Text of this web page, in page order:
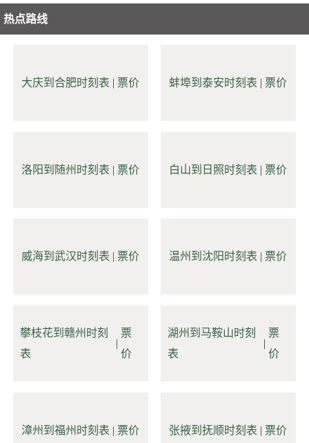
热点路线
大庆到合肥时刻表 |票价 蚌埠到泰安时刻表 |票价
洛阳到随州时刻表 |票价 白山到日照时刻表 |票价
威海到武汉时刻表 |票价 温州到沈阳时刻表 |票价
攀枝花到赣州时刻
表
|
票
价
湖州到马鞍山时刻
表
|
票
价
漳州到福州时刻表 |票价 张掖到抚顺时刻表 |票价